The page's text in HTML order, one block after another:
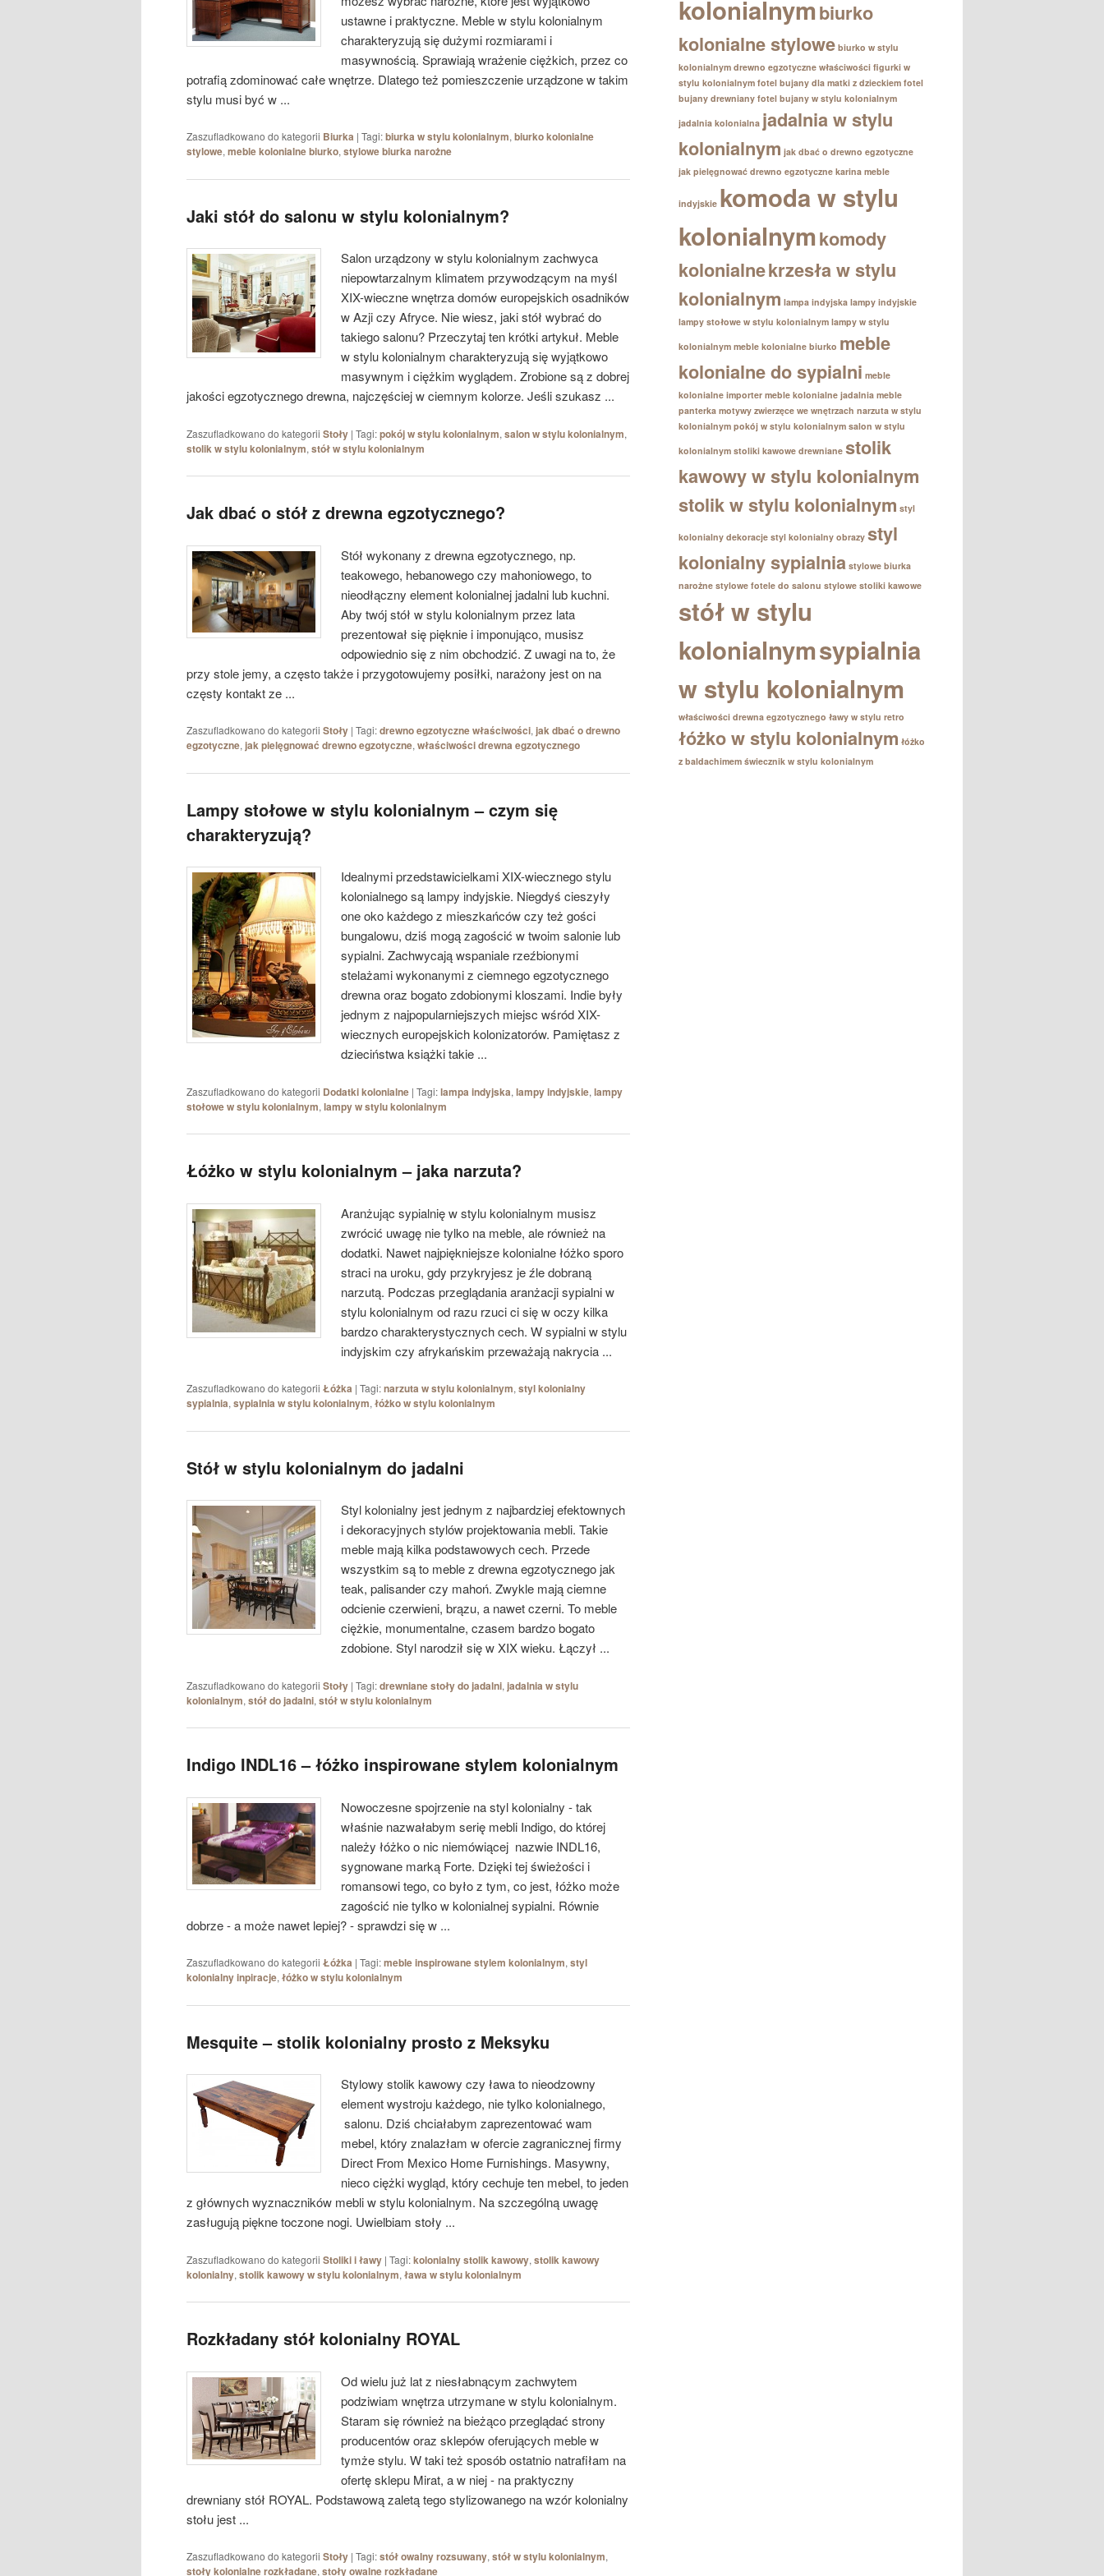
ustawne i praktyczne. Meble w stylu kolonialnym
charakteryzują się dużymi rozmiarami i
masywnością. Sprawiają wrażenie ciężkich, przez co
potrafią zdominować całe wnętrze. Dlatego też pomieszczenie urządzone w takim
stylu musi być w ...
Zaszufladkowano do kategorii Biurka | Tagi:biurka w stylu kolonialnym, biurko kolonialne
stylowe, meble kolonialne biurko, stylowe biurka narożne
Jaki stół do salonu w stylu kolonialnym?
Salon urządzony w stylu kolonialnym zachwyca
niepowtarzalnym klimatem przywodzącym na myśl
XIX-wieczne wnętrza domów europejskich osadników
w Azji czy Afryce. Nie wiesz, jaki stół wybrać do
takiego salonu? Przeczytaj ten krótki artykuł. Meble
w stylu kolonialnym charakteryzują się wyjątkowo
masywnym i ciężkim wyglądem. Zrobione są z dobrej
jakości egzotycznego drewna, najczęściej w ciemnym kolorze. Jeśli szukasz ...
Zaszufladkowano do kategorii Stoły | Tagi:pokój w stylu kolonialnym, salon w stylu kolonialnym,
stolik w stylu kolonialnym, stół w stylu kolonialnym
Jak dbać o stół z drewna egzotycznego?
Stół wykonany z drewna egzotycznego, np.
teakowego, hebanowego czy mahoniowego, to
nieodłączny element kolonialnej jadalni lub kuchni.
Aby twój stół w stylu kolonialnym przez lata
prezentował się pięknie i imponująco, musisz
odpowiednio się z nim obchodzić. Z uwagi na to, że
przy stole jemy, a często także i przygotowujemy posiłki, narażony jest on na
częsty kontakt ze ...
Zaszufladkowano do kategorii Stoły | Tagi:drewno egzotyczne właściwości, jak dbać o drewno
egzotyczne, jak pielęgnować drewno egzotyczne, właściwości drewna egzotycznego
Lampy stołowe w stylu kolonialnym – czym się
charakteryzują?
Idealnymi przedstawicielkami XIX-wiecznego stylu
kolonialnego są lampy indyjskie. Niegdyś cieszyły
one oko każdego z mieszkańców czy też gości
bungalowu, dziś mogą zagościć w twoim salonie lub
sypialni. Zachwycają wspaniale rzeźbionymi
stelażami wykonanymi z ciemnego egzotycznego
drewna oraz bogato zdobionymi kloszami. Indie były
jednym z najpopularniejszych miejsc wśród XIX-
wiecznych europejskich kolonizatorów. Pamiętasz z
dzieciństwa książki takie ...
Zaszufladkowano do kategorii Dodatki kolonialne | Tagi:lampa indyjska, lampy indyjskie, lampy
stołowe w stylu kolonialnym, lampy w stylu kolonialnym
Łóżko w stylu kolonialnym – jaka narzuta?
Aranżując sypialnię w stylu kolonialnym musisz
zwrócić uwagę nie tylko na meble, ale również na
dodatki. Nawet najpiękniejsze kolonialne łóżko sporo
straci na uroku, gdy przykryjesz je źle dobraną
narzutą. Podczas przeglądania aranżacji sypialni w
stylu kolonialnym od razu rzuci ci się w oczy kilka
bardzo charakterystycznych cech. W sypialni w stylu
indyjskim czy afrykańskim przeważają nakrycia ...
Zaszufladkowano do kategorii Łóżka | Tagi:narzuta w stylu kolonialnym, styl kolonialny
sypialnia, sypialnia w stylu kolonialnym, łóżko w stylu kolonialnym
Stół w stylu kolonialnym do jadalni
Styl kolonialny jest jednym z najbardziej efektownych
i dekoracyjnych stylów projektowania mebli. Takie
meble mają kilka podstawowych cech. Przede
wszystkim są to meble z drewna egzotycznego jak
teak, palisander czy mahoń. Zwykle mają ciemne
odcienie czerwieni, brązu, a nawet czerni. To meble
ciężkie, monumentalne, czasem bardzo bogato
zdobione. Styl narodził się w XIX wieku. Łączył ...
Zaszufladkowano do kategorii Stoły | Tagi:drewniane stoły do jadalni, jadalnia w stylu
kolonialnym, stół do jadalni, stół w stylu kolonialnym
Indigo INDL16 – łóżko inspirowane stylem kolonialnym
Nowoczesne spojrzenie na styl kolonialny - tak
właśnie nazwałabym serię mebli Indigo, do której
należy łóżko o nic niemówiącej nazwie INDL16,
sygnowane marką Forte. Dzięki tej świeżości i
romansowi tego, co było z tym, co jest, łóżko może
zagościć nie tylko w kolonialnej sypialni. Równie
dobrze - a może nawet lepiej? - sprawdzi się w ...
Zaszufladkowano do kategorii Łóżka | Tagi:meble inspirowane stylem kolonialnym, styl
kolonialny inpiracje, łóżko w stylu kolonialnym
Mesquite – stolik kolonialny prosto z Meksyku
Stylowy stolik kawowy czy ława to nieodzowny
element wystroju każdego, nie tylko kolonialnego,
salonu. Dziś chciałabym zaprezentować wam
mebel, który znalazłam w ofercie zagranicznej firmy
Direct From Mexico Home Furnishings. Masywny,
nieco ciężki wygląd, który cechuje ten mebel, to jeden
z głównych wyznaczników mebli w stylu kolonialnym. Na szczególną uwagę
zasługują piękne toczone nogi. Uwielbiam stoły ...
Zaszufladkowano do kategorii Stoliki i ławy | Tagi:kolonialny stolik kawowy, stolik kawowy
kolonialny, stolik kawowy w stylu kolonialnym, ława w stylu kolonialnym
Rozkładany stół kolonialny ROYAL
Od wielu już lat z niesłabnącym zachwytem
podziwiam wnętrza utrzymane w stylu kolonialnym.
Staram się również na bieżąco przeglądać strony
producentów oraz sklepów oferujących meble w
tymże stylu. W taki też sposób ostatnio natrafiłam na
ofertę sklepu Mirat, a w niej - na praktyczny
drewniany stół ROYAL. Podstawową zaletą tego stylizowanego na wzór kolonialny
stołu jest ...
Zaszufladkowano do kategorii Stoły | Tagi:stół owalny rozsuwany, stół w stylu kolonialnym,
stoły kolonialne rozkładane, stoły owalne rozkładane
kolonialnymbiurko
kolonialne stylowe biurko w stylu
kolonialnym drewno egzotyczne właściwości figurki w
stylu kolonialnym fotel bujany dla matki z dzieckiem fotel
bujany drewniany fotel bujany w stylu kolonialnym
jadalnia kolonialna jadalnia w stylu
kolonialnym jak dbać o drewno egzotyczne
jak pielęgnować drewno egzotyczne karina meble
indyjskie komoda w stylu
kolonialnymkomody
kolonialnekrzesła w stylu
kolonialnym lampa indyjska lampy indyjskie
lampy stołowe w stylu kolonialnym lampy w stylu
kolonialnym meble kolonialne biurko meble
kolonialne do sypialni meble
kolonialne importer meble kolonialne jadalnia meble
panterka motywy zwierzęce we wnętrzach narzuta w stylu
kolonialnym pokój w stylu kolonialnym salon w stylu
kolonialnym stoliki kawowe drewniane stolik
kawowy w stylu kolonialnym
stolik w stylu kolonialnym styl
kolonialny dekoracje styl kolonialny obrazy styl
kolonialny sypialnia stylowe biurka
narożne stylowe fotele do salonu stylowe stoliki kawowe
stół w stylu
kolonialnymsypialnia
w stylu kolonialnym
właściwości drewna egzotycznego ławy w stylu retro
łóżko w stylu kolonialnym łóżko
z baldachimem świecznik w stylu kolonialnym